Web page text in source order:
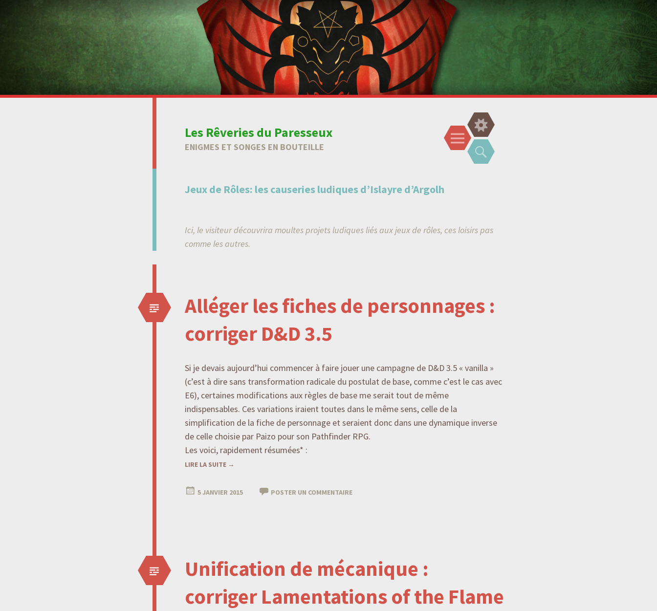
Les Rêveries du Paresseux
ENIGMES ET SONGES EN BOUTEILLE
Menu
Gadgets
Recherche
Jeux de Rôles: les causeries ludiques d’Islayre d’Argolh
Ici, le visiteur découvrira moultes projets ludiques liés aux jeux de rôles, ces loisirs pas
comme les autres.
Alléger les fiches de personnages :
corriger D&D 3.5
Si je devais aujourd’hui commencer à faire jouer une campagne de D&D 3.5 « vanilla »
(c’est à dire sans transformation radicale du postulat de base, comme c’est le cas avec
E6), certaines modifications aux règles de base me serait tout de même
indispensables. Ces variations iraient toutes dans le même sens, celle de la
simplification de la fiche de personnage et seraient donc dans une dynamique inverse
de celle choisie par Paizo pour son Pathfinder RPG.
Les voici, rapidement résumées* :
LIRE LA SUITE →
5 JANVIER 2015 POSTER UN COMMENTAIRE
Unification de mécanique :
corriger Lamentations of the Flame